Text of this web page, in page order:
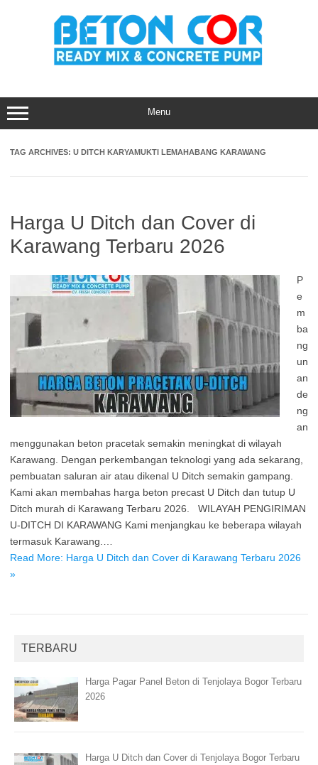
Menu
TAG ARCHIVES: U DITCH KARYAMUKTI LEMAHABANG KARAWANG
Harga U Ditch dan Cover di
Karawang Terbaru 2026
P
e
m
ba
ng
un
an
de
ng
an
menggunakan beton pracetak semakin meningkat di wilayah
Karawang. Dengan perkembangan teknologi yang ada sekarang,
pembuatan saluran air atau dikenal U Ditch semakin gampang.
Kami akan membahas harga beton precast U Ditch dan tutup U
Ditch murah di Karawang Terbaru 2026. WILAYAH PENGIRIMAN
U-DITCH DI KARAWANG Kami menjangkau ke beberapa wilayah
termasuk Karawang.…
Read More: Harga U Ditch dan Cover di Karawang Terbaru 2026
»
TERBARU
Harga Pagar Panel Beton di Tenjolaya Bogor Terbaru
2026
Harga U Ditch dan Cover di Tenjolaya Bogor Terbaru